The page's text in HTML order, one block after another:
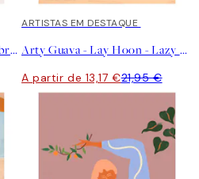
Arty Guava - Lay Hoon - Embrace the Sun Poster
40%*
ARTISTAS EM DESTAQUE
Arty Guava - Lay Hoon - Lazy Days Poster
A partir de 13,17 €21,95 €